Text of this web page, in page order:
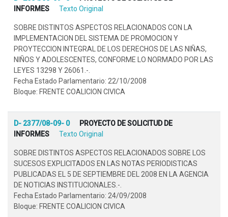
INFORMES
Texto Original
SOBRE DISTINTOS ASPECTOS RELACIONADOS CON LA
IMPLEMENTACION DEL SISTEMA DE PROMOCION Y
PROYTECCION INTEGRAL DE LOS DERECHOS DE LAS NIÑAS,
NIÑOS Y ADOLESCENTES, CONFORME LO NORMADO POR LAS
LEYES 13298 Y 26061.-.
Fecha Estado Parlamentario: 22/10/2008
Bloque: FRENTE COALICION CIVICA
D- 2377/08-09- 0
PROYECTO DE SOLICITUD DE
INFORMES
Texto Original
SOBRE DISTINTOS ASPECTOS RELACIONADOS SOBRE LOS
SUCESOS EXPLICITADOS EN LAS NOTAS PERIODISTICAS
PUBLICADAS EL 5 DE SEPTIEMBRE DEL 2008 EN LA AGENCIA
DE NOTICIAS INSTITUCIONALES.-.
Fecha Estado Parlamentario: 24/09/2008
Bloque: FRENTE COALICION CIVICA